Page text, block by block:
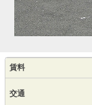
賃料
交通